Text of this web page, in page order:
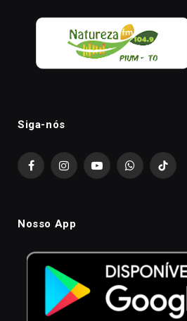
Siga-nós
FacebookInstagramYouTubeWhatsAppTikTok
Nosso App